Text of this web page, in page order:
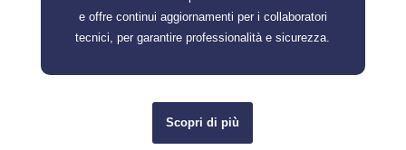
e offre continui aggiornamenti per i collaboratori
tecnici, per garantire professionalità e sicurezza.
Scopri di più